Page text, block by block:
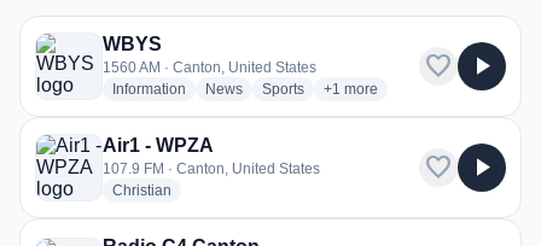
3 Radiosender aus Canton
WBYS
1560 AM · Canton, United States
Information radio stations
Newsradio stations
Sportsradio stations
+1 more genres for WBYS
more
favorite play_arrow
Air1 - WPZA
107.9 FM · Canton, United States
Christian
favorite play_arrow